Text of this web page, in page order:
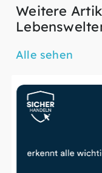
Weitere
Alle sehen